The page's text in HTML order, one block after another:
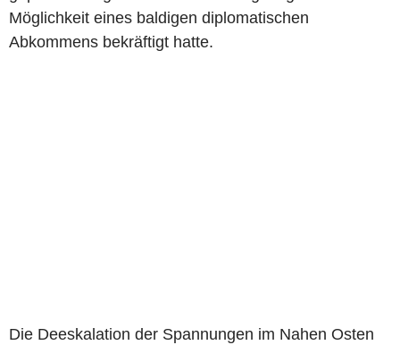
Möglichkeit eines baldigen diplomatischen
Abkommens bekräftigt hatte.
Die Deeskalation der Spannungen im Nahen Osten